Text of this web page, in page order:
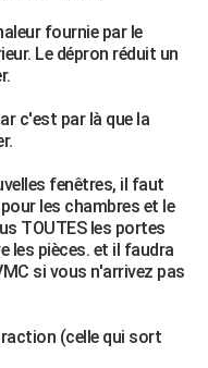
fournie par le
Le dépron réduit un
c'est par là que la
fenêtres, il faut
les chambres et le
TOUTES les portes
les pièces. et il faudra
si vous n'arrivez pas
(celle qui sort